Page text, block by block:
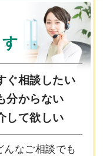
ぐ相談したい
分からない
して欲しい
なご相談でも